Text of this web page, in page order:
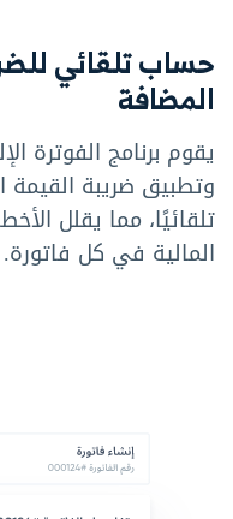
حساب تلقائي
المضافة
يقوم برنامج الفوترة
وتطبيق ضريبة القيمة
تلقائيًا، مما يقلل
المالية في كل فاتورة.